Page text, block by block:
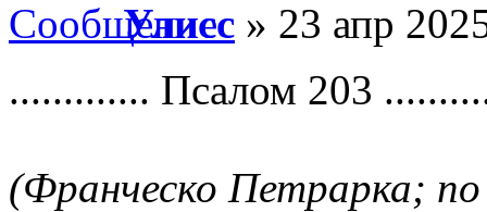
Улисс » 23 апр
............. Псалом 203
(Франческо Петрарка;